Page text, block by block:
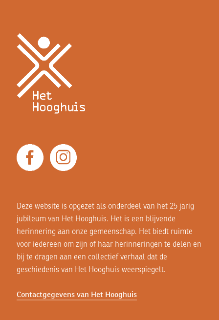
Deze website is opgezet als onderdeel van het 25 jarig
jubileum van Het Hooghuis. Het is een blijvende
herinnering aan onze gemeenschap. Het biedt ruimte
voor iedereen om zijn of haar herinneringen te delen en
bij te dragen aan een collectief verhaal dat de
geschiedenis van Het Hooghuis weerspiegelt.
Contactgegevens van Het Hooghuis